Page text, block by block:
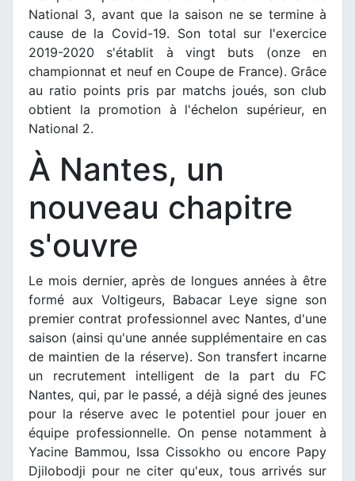
National 3, avant que la saison ne se termine à
cause de la Covid-19. Son total sur l'exercice
2019-2020 s'établit à vingt buts (onze en
championnat et neuf en Coupe de France). Grâce
au ratio points pris par matchs joués, son club
obtient la promotion à l'échelon supérieur, en
National 2.
À Nantes, un
nouveau chapitre
s'ouvre
Le mois dernier, après de longues années à être
formé aux Voltigeurs, Babacar Leye signe son
premier contrat professionnel avec Nantes, d'une
saison (ainsi qu'une année supplémentaire en cas
de maintien de la réserve). Son transfert incarne
un recrutement intelligent de la part du FC
Nantes, qui, par le passé, a déjà signé des jeunes
pour la réserve avec le potentiel pour jouer en
équipe professionnelle. On pense notamment à
Yacine Bammou, Issa Cissokho ou encore Papy
Djilobodji pour ne citer qu'eux, tous arrivés sur